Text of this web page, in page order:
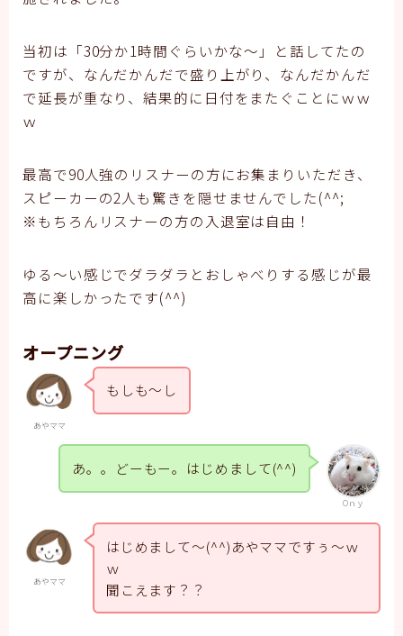
当初は「30分か1時間ぐらいかな～」と話してたの
ですが、なんだかんだで盛り上がり、なんだかんだ
で延長が重なり、結果的に日付をまたぐことにｗｗ
ｗ
最高で90人強のリスナーの方にお集まりいただき、
スピーカーの2人も驚きを隠せませんでした(^^;
※もちろんリスナーの方の入退室は自由！
ゆる～い感じでダラダラとおしゃべりする感じが最
高に楽しかったです(^^)
オープニング
あやママ
もしも～し
Oｎｙ
あ。。どーもー。はじめまして(^^)
あやママ
はじめまして～(^^)あやママですぅ～ｗ
ｗ
聞こえます？？